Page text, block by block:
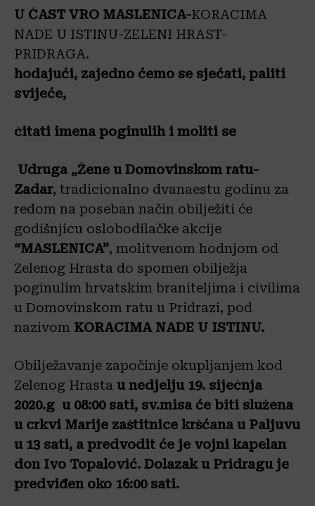
U ČAST VRO MASLENICA-KORACIMA
NADE U ISTINU-ZELENI HRAST-
PRIDRAGA.
hodajući, zajedno ćemo se sjećati, paliti
svijeće,
čitati imena poginulih i moliti se
Udruga „Žene u Domovinskom ratu-
Zadar, tradicionalno dvanaestu godinu za
redom na poseban način obilježiti će
godišnjicu oslobodilačke akcije
“MASLENICA”, molitvenom hodnjom od
Zelenog Hrasta do spomen obilježja
poginulim hrvatskim braniteljima i civilima
u Domovinskom ratu u Pridrazi, pod
nazivom KORACIMA NADE U ISTINU.
Obilježavanje započinje okupljanjem kod
Zelenog Hrasta u nedjelju 19. siječnja
2020.g u 08:00 sati, sv.misa će biti služena
u crkvi Marije zaštitnice kršćana u Paljuvu
u 13 sati, a predvodit će je vojni kapelan
don Ivo Topalović. Dolazak u Pridragu je
predviđen oko 16:00 sati.